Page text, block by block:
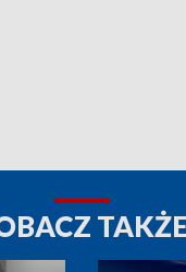
TAKŻE